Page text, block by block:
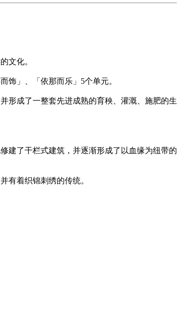
文化。
饰」、「依那而乐」5个单元。
形成了一整套先进成熟的育秧、灌溉、施肥的生
建了干栏式建筑，并逐渐形成了以血缘为纽带的
有着织锦刺绣的传统。